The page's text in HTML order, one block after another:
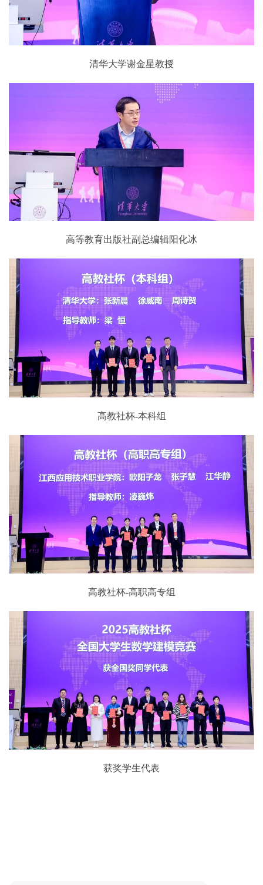
清华大学谢金星教授
高等教育出版社副总编辑阳化冰
高教社杯-本科组
高教社杯-高职高专组
获奖学生代表